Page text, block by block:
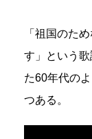
「祖国のた
す」という
た60年代の
つある。